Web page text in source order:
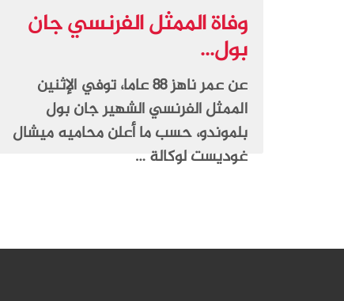
وفاة الممثل الفرنسي جان
بول...
عن عمر ناهز 88 عاما، توفي الإثنين
الممثل الفرنسي الشهير جان بول
بلموندو، حسب ما أعلن محاميه ميشال
غوديست لوكالة …